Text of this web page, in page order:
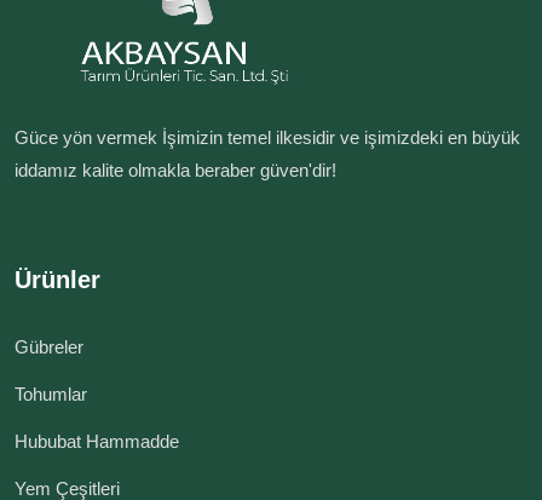
Güce yön vermek İşimizin temel ilkesidir ve işimizdeki en büyük
iddamız kalite olmakla beraber güven'dir!
Ürünler
Gübreler
Tohumlar
Hububat Hammadde
Yem Çeşitleri